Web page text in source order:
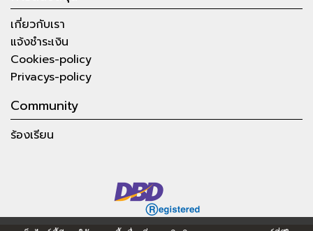
เกี่ยวกับเรา
แจ้งชำระเงิน
Cookies-policy
Privacys-policy
Community
ร้องเรียน